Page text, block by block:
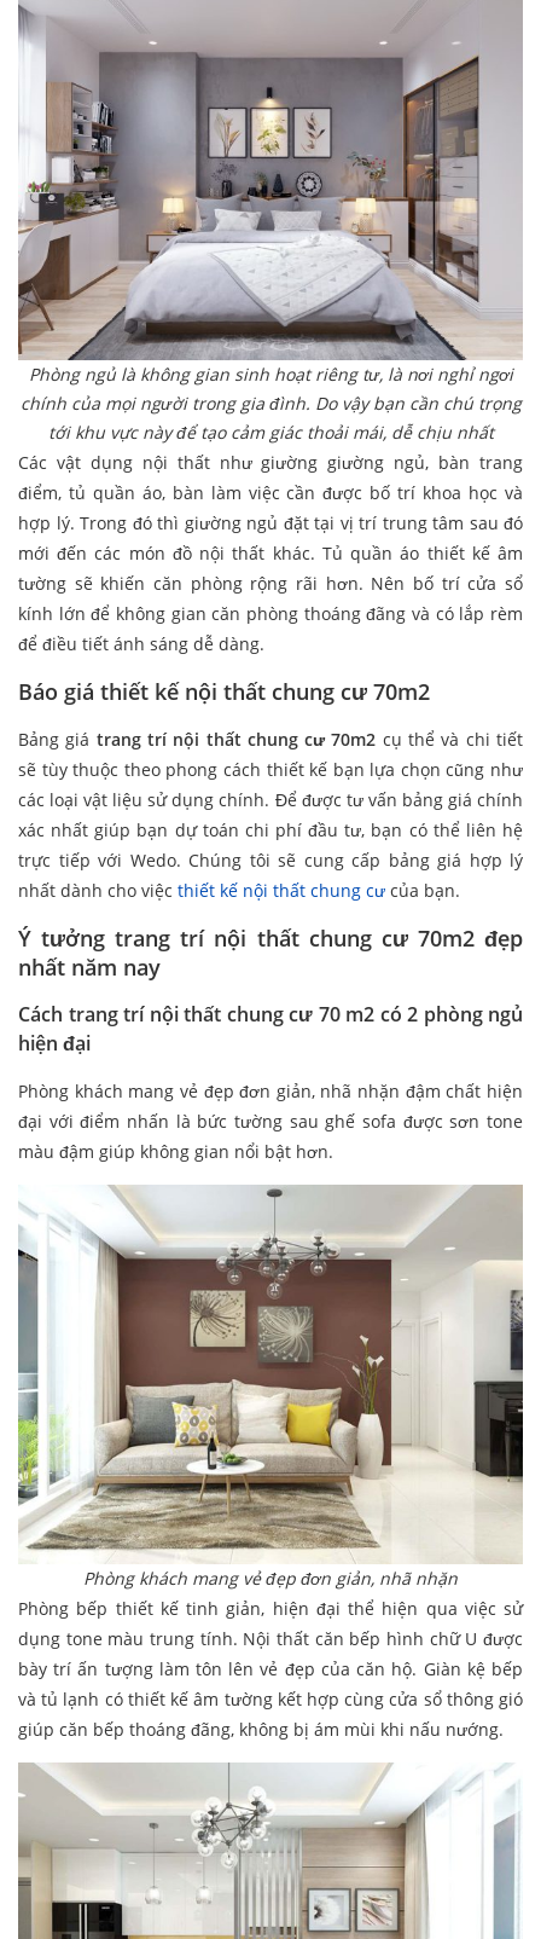
Phòng ngủ là không gian sinh hoạt riêng tư, là nơi nghỉ ngơi
chính của mọi người trong gia đình. Do vậy bạn cần chú trọng
tới khu vực này để tạo cảm giác thoải mái, dễ chịu nhất
Các vật dụng nội thất như giường giường ngủ, bàn trang
điểm, tủ quần áo, bàn làm việc cần được bố trí khoa học và
hợp lý. Trong đó thì giường ngủ đặt tại vị trí trung tâm sau đó
mới đến các món đồ nội thất khác. Tủ quần áo thiết kế âm
tường sẽ khiến căn phòng rộng rãi hơn. Nên bố trí cửa sổ
kính lớn để không gian căn phòng thoáng đãng và có lắp rèm
để điều tiết ánh sáng dễ dàng.
Báo giá thiết kế nội thất chung cư 70m2
Bảng giá trang trí nội thất chung cư 70m2 cụ thể và chi tiết
sẽ tùy thuộc theo phong cách thiết kế bạn lựa chọn cũng như
các loại vật liệu sử dụng chính. Để được tư vấn bảng giá chính
xác nhất giúp bạn dự toán chi phí đầu tư, bạn có thể liên hệ
trực tiếp với Wedo. Chúng tôi sẽ cung cấp bảng giá hợp lý
nhất dành cho việc thiết kế nội thất chung cư của bạn.
Ý tưởng trang trí nội thất chung cư 70m2 đẹp
nhất năm nay
Cách trang trí nội thất chung cư 70 m2 có 2 phòng ngủ
hiện đại
Phòng khách mang vẻ đẹp đơn giản, nhã nhặn đậm chất hiện
đại với điểm nhấn là bức tường sau ghế sofa được sơn tone
màu đậm giúp không gian nổi bật hơn.
Phòng khách mang vẻ đẹp đơn giản, nhã nhặn
Phòng bếp thiết kế tinh giản, hiện đại thể hiện qua việc sử
dụng tone màu trung tính. Nội thất căn bếp hình chữ U được
bày trí ấn tượng làm tôn lên vẻ đẹp của căn hộ. Giàn kệ bếp
và tủ lạnh có thiết kế âm tường kết hợp cùng cửa sổ thông gió
giúp căn bếp thoáng đãng, không bị ám mùi khi nấu nướng.